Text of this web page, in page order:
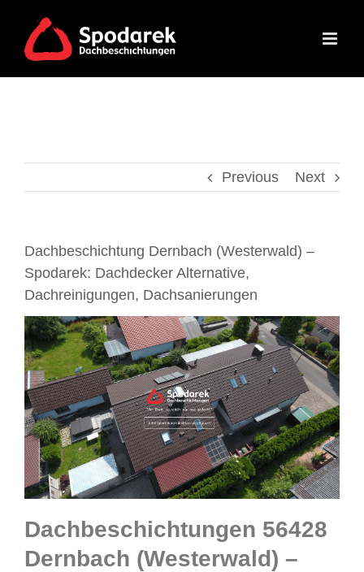
content
Previous Next
Dachbeschichtung Dernbach (Westerwald) –
Spodarek: Dachdecker Alternative,
Dachreinigungen, Dachsanierungen
Dachbeschichtungen 56428
Dernbach (Westerwald) –